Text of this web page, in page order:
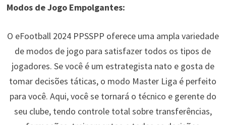
Modos de Jogo Empolgantes:
O eFootball 2024 PPSSPP oferece uma ampla variedade
de modos de jogo para satisfazer todos os tipos de
jogadores. Se você é um estrategista nato e gosta de
tomar decisões táticas, o modo Master Liga é perfeito
para você. Aqui, você se tornará o técnico e gerente do
seu clube, tendo controle total sobre transferências,